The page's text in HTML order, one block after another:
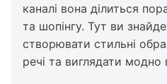
каналі вона ділиться
та шопінгу. Тут ви
створювати стильні
речі та виглядати модно